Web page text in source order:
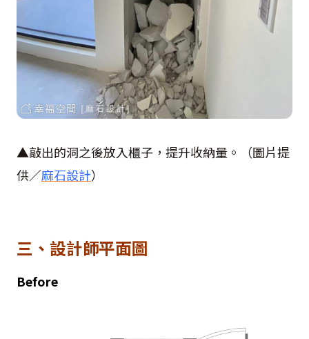
▲敲出的洞之後放入櫃子，提升收納量。（圖片提
供／麻石設計）
三、設計師平面圖
Before